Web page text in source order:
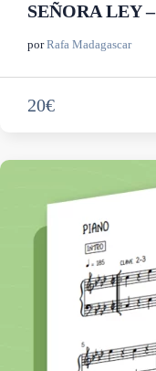
SEÑORA LEY
porRafa Madagascar
20€